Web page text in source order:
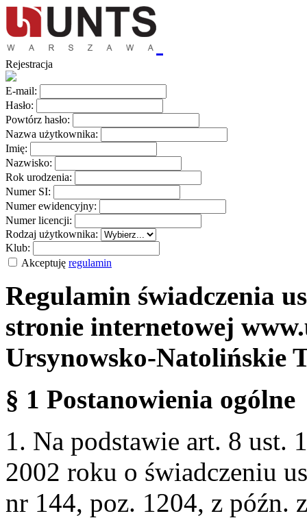
Rejestracja
E-mail:
Hasło:
Powtórz hasło:
Nazwa użytkownika:
Imię:
Nazwisko:
Rok urodzenia:
Numer SI:
Numer ewidencyjny:
Numer licencji:
Rodzaj użytkownika:
Klub:
Akceptuję regulamin
Regulamin świadczenia
stronie internetowej
Ursynowsko-Natolińskie
§ 1 Postanowienia ogólne
1. Na podstawie art. 8 ust.
2002 roku o świadczeniu
nr 144, poz. 1204, z późn.